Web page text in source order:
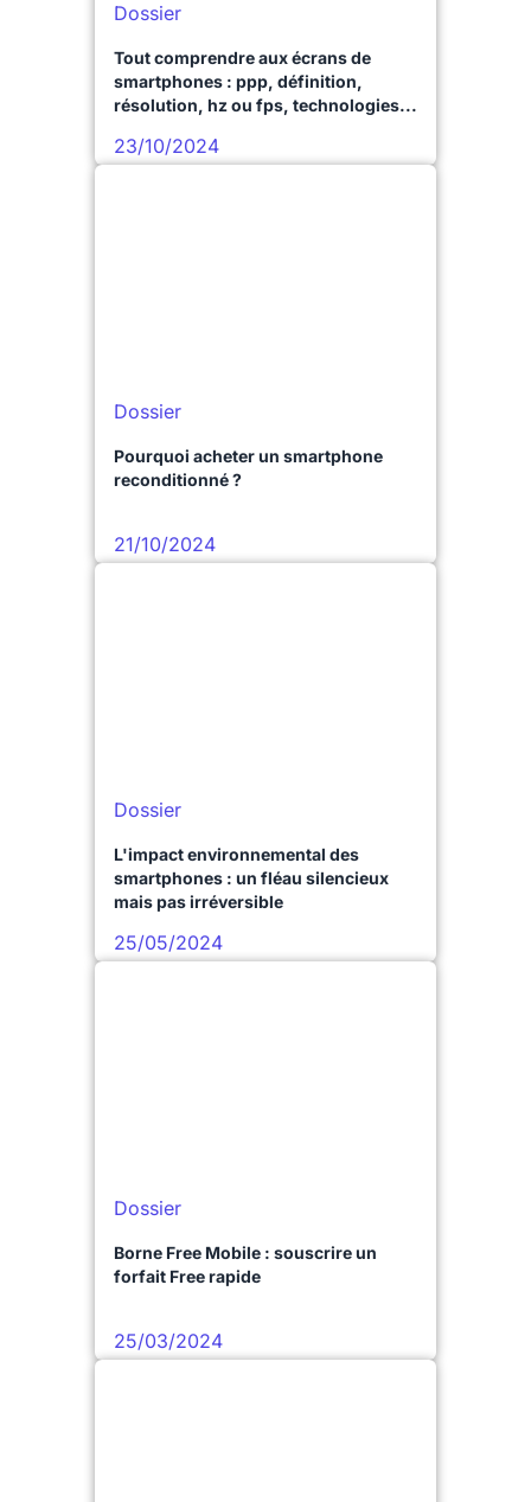
Dossier
Tout comprendre aux écrans de
smartphones : ppp, définition,
résolution, hz ou fps, technologies...
23/10/2024
Dossier
Pourquoi acheter un smartphone
reconditionné ?
21/10/2024
Dossier
L'impact environnemental des
smartphones : un fléau silencieux
mais pas irréversible
25/05/2024
Dossier
Borne Free Mobile : souscrire un
forfait Free rapide
25/03/2024